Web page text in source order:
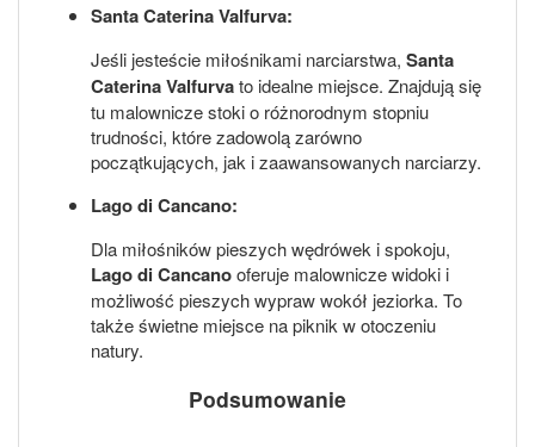
Santa Caterina Valfurva:
Jeśli jesteście miłośnikami narciarstwa, Santa
Caterina Valfurvato idealne miejsce. Znajdują się
tu malownicze stoki o różnorodnym stopniu
trudności, które zadowolą zarówno
początkujących, jak i zaawansowanych narciarzy.
Lago di Cancano:
Dla miłośników pieszych wędrówek i spokoju,
Lago di Cancanooferuje malownicze widoki i
możliwość pieszych wypraw wokół jeziorka. To
także świetne miejsce na piknik w otoczeniu
natury.
Podsumowanie